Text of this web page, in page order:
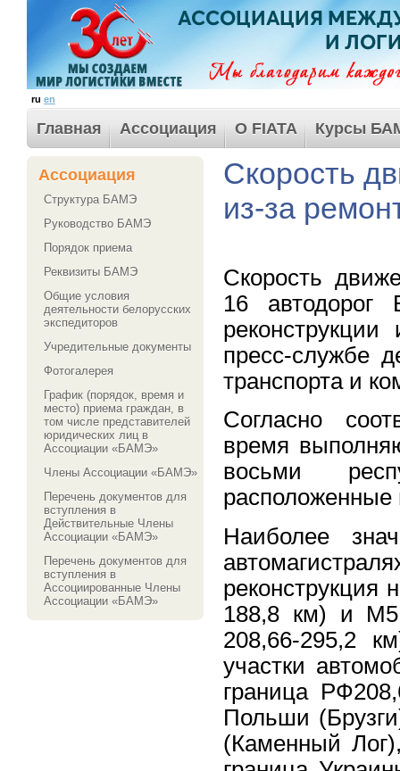
ru en
Главная Ассоциация О FIATA Курсы
Ассоциация
Структура БАМЭ
Руководство БАМЭ
Порядок приема
Реквизиты БАМЭ
Общие условия
деятельности белорусских
экспедиторов
Учредительные документы
Фотогалерея
График (порядок, время и
место) приема граждан, в
том числе представителей
юридических лиц в
Ассоциации «БАМЭ»
Члены Ассоциации «БАМЭ»
Перечень документов для
вступления в
Действительные Члены
Ассоциации «БАМЭ»
Перечень документов для
вступления в
Ассоциированные Члены
Ассоциации «БАМЭ»
Скорость
из-за
Скорость
16 автодорог
пресс-службе
транспорта и
Согласно
время
восьми
расположенные
Наиболее
реконструкция
188,8 км) и М5
208,66-295,2
участки
граница
Польши
(Каменный